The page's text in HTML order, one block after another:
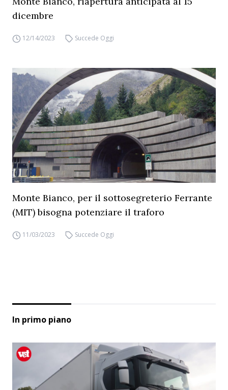
dicembre
12/14/2023 Succede Oggi
Monte Bianco, per il sottosegreterio Ferrante
(MIT) bisogna potenziare il traforo
11/03/2023 Succede Oggi
In primo piano